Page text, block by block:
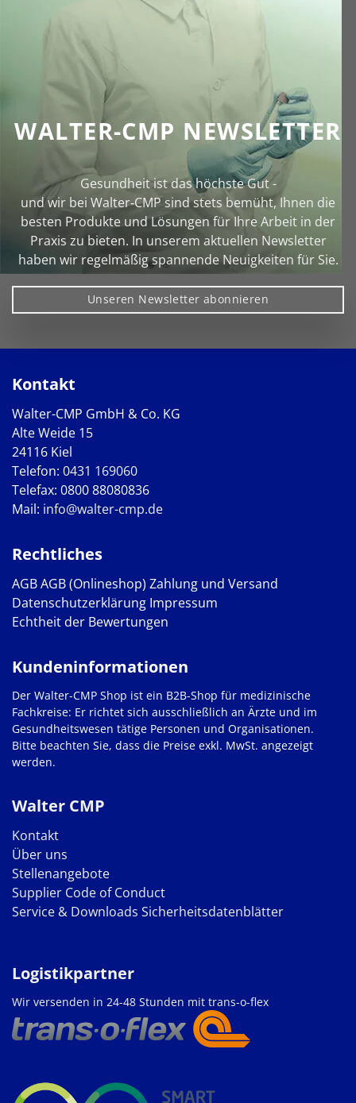
WALTER-CMP NEWSLETTER
Gesundheit ist das höchste Gut -
und wir bei Walter‑CMP sind stets bemüht, Ihnen die
besten Produkte und Lösungen für Ihre Arbeit in der
Praxis zu bieten. In unserem aktuellen Newsletter
haben wir regelmäßig spannende Neuigkeiten für Sie.
Unseren Newsletter abonnieren
Kontakt
Walter-CMP GmbH & Co. KG
Alte Weide 15
24116 Kiel
Telefon: 0431 169060
Telefax: 0800 88080836
Mail: info@walter-cmp.de
Rechtliches
AGBAGB (Onlineshop) Zahlung und Versand
Datenschutzerklärung Impressum
Echtheit der Bewertungen
Walter CMP
Kontakt
Über uns
Stellenangebote
Supplier Code of Conduct
Service & Downloads Sicherheitsdatenblätter
Kundeninformationen
Der Walter-CMP Shop ist ein B2B-Shop für medizinische
Fachkreise: Er richtet sich ausschließlich an Ärzte und im
Gesundheitswesen tätige Personen und Organisationen.
Bitte beachten Sie, dass die Preise exkl. MwSt. angezeigt
werden.
Logistikpartner
Wir versenden in 24-48 Stunden mit trans-o-flex